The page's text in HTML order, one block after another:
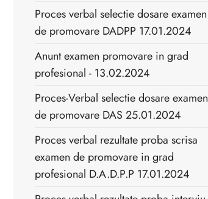
Proces verbal selectie dosare examen
de promovare DADPP 17.01.2024
Anunt examen promovare in grad
profesional - 13.02.2024
Proces-Verbal selectie dosare examen
de promovare DAS 25.01.2024
Proces verbal rezultate proba scrisa
examen de promovare in grad
profesional D.A.D.P.P 17.01.2024